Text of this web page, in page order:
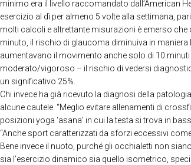
minimo era il livello raccomandato dall’American
esercizio al dì per almeno 5 volte alla settimana,
molti calcoli e altrettante misurazioni è emerso
minuto, il rischio di glaucoma diminuiva in maniera
aumentavano il movimento anche solo di 10
moderato/vigoroso – il rischio di vedersi
un significativo 25%.
Chi invece ha già ricevuto la diagnosi della
alcune cautele. “Meglio evitare allenamenti di
posizioni yoga ‘asana’ in cui la testa si trova in
“Anche sport caratterizzati da sforzi eccessivi
Bene invece il nuoto, purché gli occhialetti non
sia l’esercizio dinamico sia quello isometrico,